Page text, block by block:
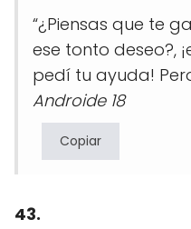
“¿Piensas que te
ese tonto deseo?,
pedí tu ayuda!
Androide 18
Copiar
43.